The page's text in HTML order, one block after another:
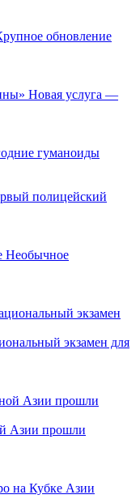
обновление
Новая услуга —
гуманоиды
полицейский
Необычное
экзамен для
Азии прошли
на Кубке Азии